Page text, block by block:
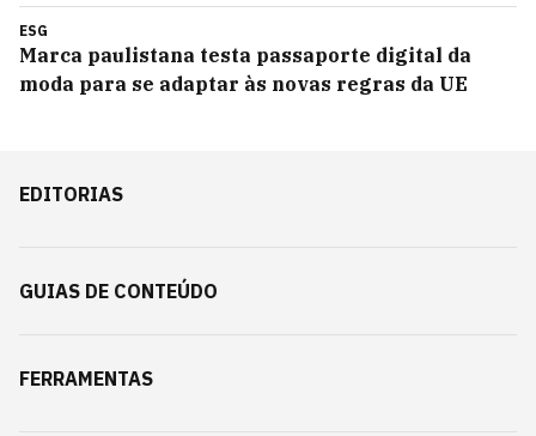
ESG
Marca paulistana testa passaporte digital da
moda para se adaptar às novas regras da UE
EDITORIAS
GUIAS DE CONTEÚDO
FERRAMENTAS